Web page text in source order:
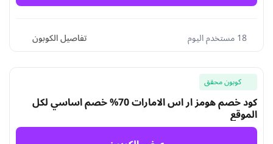
18 مستخدم اليوم تفاصيل الكوبون
كوبون محقق
كود خصم هومز ار اس الامارات 70% خصم اساسي لكل
الموقع